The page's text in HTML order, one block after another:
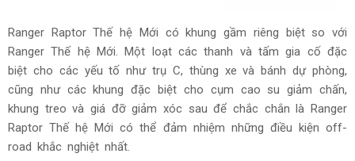
Ranger Raptor Thế hệ Mới có khung gầm riêng biệt so với
Ranger Thế hệ Mới. Một loạt các thanh và tấm gia cố đặc
biệt cho các yếu tố như trụ C, thùng xe và bánh dự phòng,
cũng như các khung đặc biệt cho cụm cao su giảm chấn,
khung treo và giá đỡ giảm xóc sau để chắc chắn là Ranger
Raptor Thế hệ Mới có thể đảm nhiệm những điều kiện off-
road khắc nghiệt nhất.